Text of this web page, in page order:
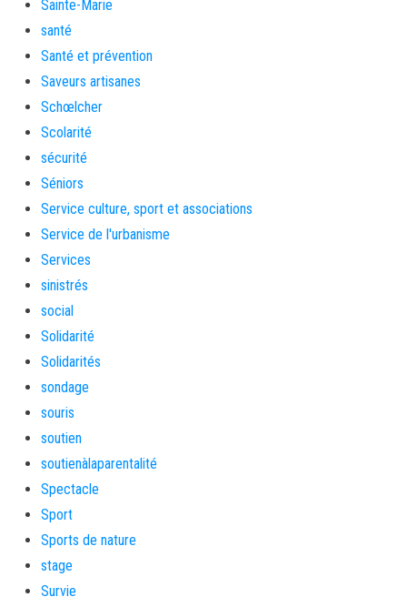
Sainte-Marie
santé
Santé et prévention
Saveurs artisanes
Schœlcher
Scolarité
sécurité
Séniors
Service culture, sport et associations
Service de l'urbanisme
Services
sinistrés
social
Solidarité
Solidarités
sondage
souris
soutien
soutienàlaparentalité
Spectacle
Sport
Sports de nature
stage
Survie